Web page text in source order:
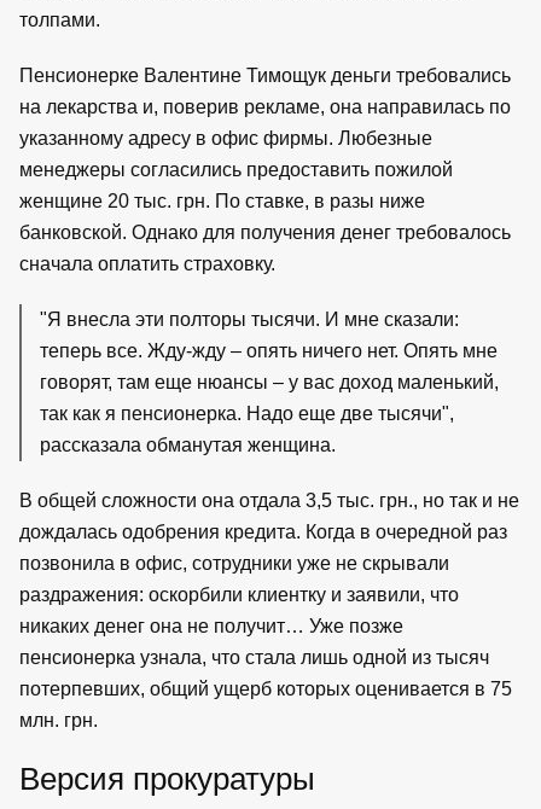
толпами.
Пенсионерке Валентине Тимощук деньги требовались
на лекарства и, поверив рекламе, она направилась по
указанному адресу в офис фирмы. Любезные
менеджеры согласились предоставить пожилой
женщине 20 тыс. грн. По ставке, в разы ниже
банковской. Однако для получения денег требовалось
сначала оплатить страховку.
Я внесла эти полторы тысячи. И мне сказали:
теперь все. Жду-жду – опять ничего нет. Опять мне
говорят, там еще нюансы – у вас доход маленький,
так как я пенсионерка. Надо еще две тысячи ,
рассказала обманутая женщина.
В общей сложности она отдала 3,5 тыс. грн., но так и не
дождалась одобрения кредита. Когда в очередной раз
позвонила в офис, сотрудники уже не скрывали
раздражения: оскорбили клиентку и заявили, что
никаких денег она не получит… Уже позже
пенсионерка узнала, что стала лишь одной из тысяч
потерпевших, общий ущерб которых оценивается в 75
млн. грн.
Версия прокуратуры